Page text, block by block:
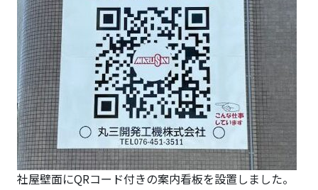
社屋壁面にQRコード付きの案内看板を設置しました。